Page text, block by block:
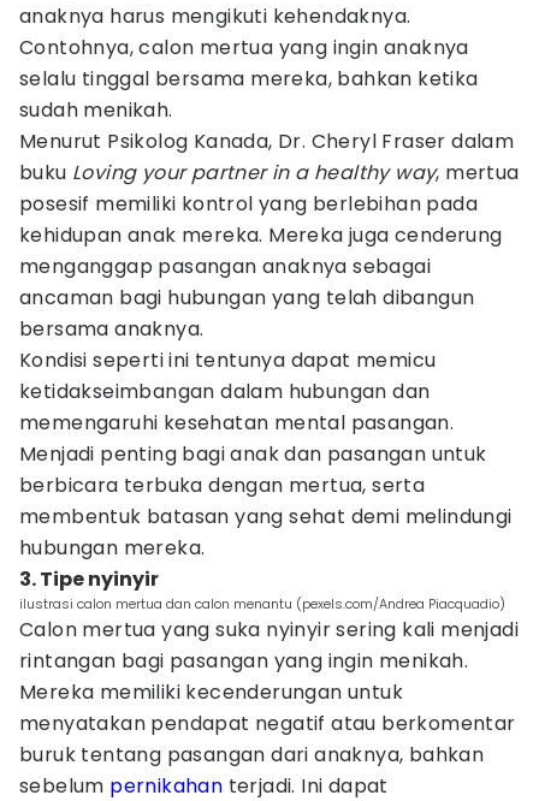
anaknya harus mengikuti kehendaknya.
Contohnya, calon mertua yang ingin anaknya
selalu tinggal bersama mereka, bahkan ketika
sudah menikah.
Menurut Psikolog Kanada, Dr. Cheryl Fraser dalam
buku Loving your partner in a healthy way, mertua
posesif memiliki kontrol yang berlebihan pada
kehidupan anak mereka. Mereka juga cenderung
menganggap pasangan anaknya sebagai
ancaman bagi hubungan yang telah dibangun
bersama anaknya.
Kondisi seperti ini tentunya dapat memicu
ketidakseimbangan dalam hubungan dan
memengaruhi kesehatan mental pasangan.
Menjadi penting bagi anak dan pasangan untuk
berbicara terbuka dengan mertua, serta
membentuk batasan yang sehat demi melindungi
hubungan mereka.
3. Tipe nyinyir
ilustrasi calon mertua dan calon menantu (pexels.com/Andrea Piacquadio)
Calon mertua yang suka nyinyir sering kali menjadi
rintangan bagi pasangan yang ingin menikah.
Mereka memiliki kecenderungan untuk
menyatakan pendapat negatif atau berkomentar
buruk tentang pasangan dari anaknya, bahkan
sebelum pernikahan terjadi. Ini dapat